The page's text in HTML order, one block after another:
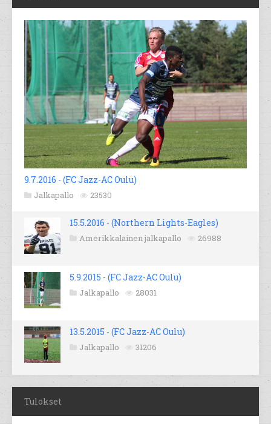
9.7.2016 - (FC Jazz-AC Oulu)
Jalkapallo 23530
15.5.2016 - (Northern Lights-Eagles)
Amerikkalainen jalkapallo 26988
5.9.2015 - (FC Jazz-AC Oulu)
Jalkapallo 28031
13.5.2015 - (FC Jazz-AC Oulu)
Jalkapallo 31206
Tulokset